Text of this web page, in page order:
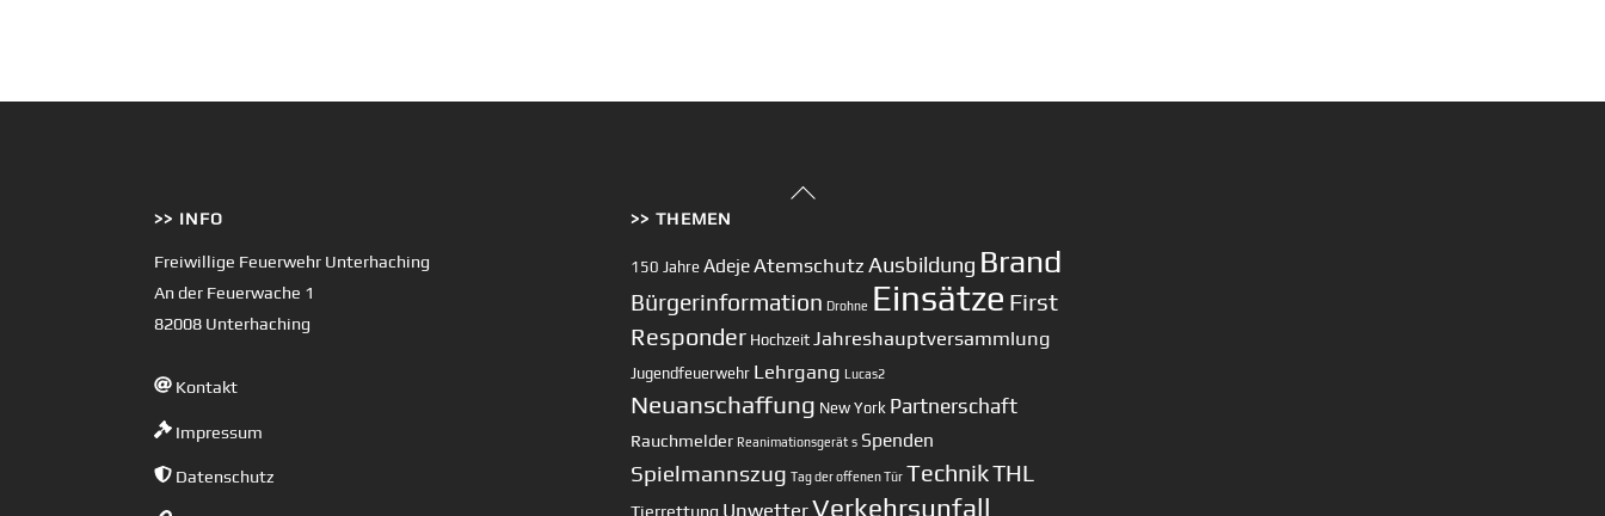
Back
>> INFO
Freiwillige Feuerwehr Unterhaching
An der Feuerwache 1
82008 Unterhaching
Kontakt
Impressum
Datenschutz
>> THEMEN
150 Jahre AdejeAtemschutz Ausbildung Brand
Bürgerinformation Drohne Einsätze First
Responder Hochzeit Jahreshauptversammlung
Jugendfeuerwehr Lehrgang Lucas2
Neuanschaffung New York Partnerschaft
Rauchmelder Reanimationsgerät s Spenden
Spielmannszug Tag der offenen Tür TechnikTHL
Tierrettung UnwetterVerkehrsunfall